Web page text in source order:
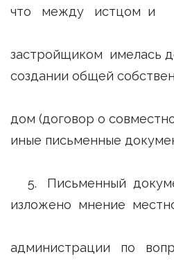
что между истцом и
застройщиком имелась
создании общей
дом (договор о
иные письменные
5. Письменный
изложено мнение
администрации по